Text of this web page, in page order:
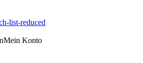
Mein Konto